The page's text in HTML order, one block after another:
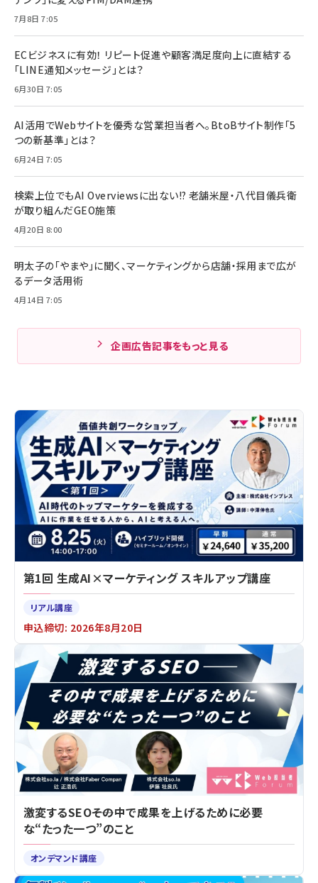
7月8日 7:05
ECビジネスに有効！ リピート促進や顧客満足度向上に直結する
「LINE通知メッセージ」とは？
6月30日 7:05
AI活用でWebサイトを優秀な営業担当者へ。BtoBサイト制作「5
つの新基準」とは？
6月24日 7:05
検索上位でもAI Overviewsに出ない!? 老舗米屋・八代目儀兵衛
が取り組んだGEO施策
4月20日 8:00
明太子の「やまや」に聞く、マーケティングから店舗・採用まで広が
るデータ活用術
4月14日 7:05
企画広告記事をもっと見る
第1回 生成AI×マーケティング スキルアップ講座
リアル講座
申込締切: 2026年8月20日
激変するSEO――その中で成果を上げるために必要
な“たった一つ”のこと
オンデマンド講座